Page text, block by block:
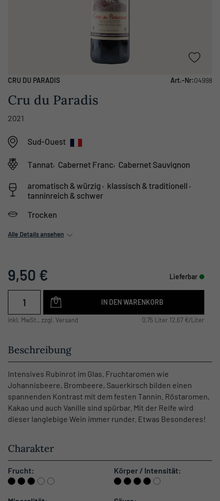
CRU DU PARADIS Art.-Nr:04998
Cru du Paradis
2021
Sud-Ouest
Tannat, Cabernet Franc, Cabernet Sauvignon
aromatisch & würzig , klassisch & traditionell ,
tanninreich & schwer
Trocken
Alle Details ansehen
9,50 € Lieferbar
IN DEN WARENKORB
inkl. MwSt., zzgl. Versand 0,75 Liter 12,67 €/Liter
Beschreibung
Intensives Rubinrot im Glas. Fruchtaromen wie
Johannisbeere, Brombeere, Sauerkirsch bilden einen
spannenden Kontrast mit dem festen Tannin. Röstaromen,
Kakao und auch Vanille sind spürbar. Mit der Reife wird
dieser langlebige Wein immer runder. Etwas Besonderes!
Charakter
Frucht: Körper / Intensität: